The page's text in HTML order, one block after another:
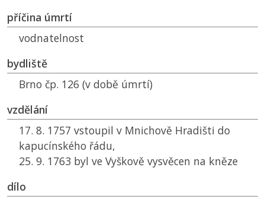
příčina úmrtí
vodnatelnost
bydliště
Brno čp. 126 (v době úmrtí)
vzdělání
17. 8. 1757 vstoupil v Mnichově Hradišti do
kapucínského řádu,
25. 9. 1763 byl ve Vyškově vysvěcen na kněze
dílo